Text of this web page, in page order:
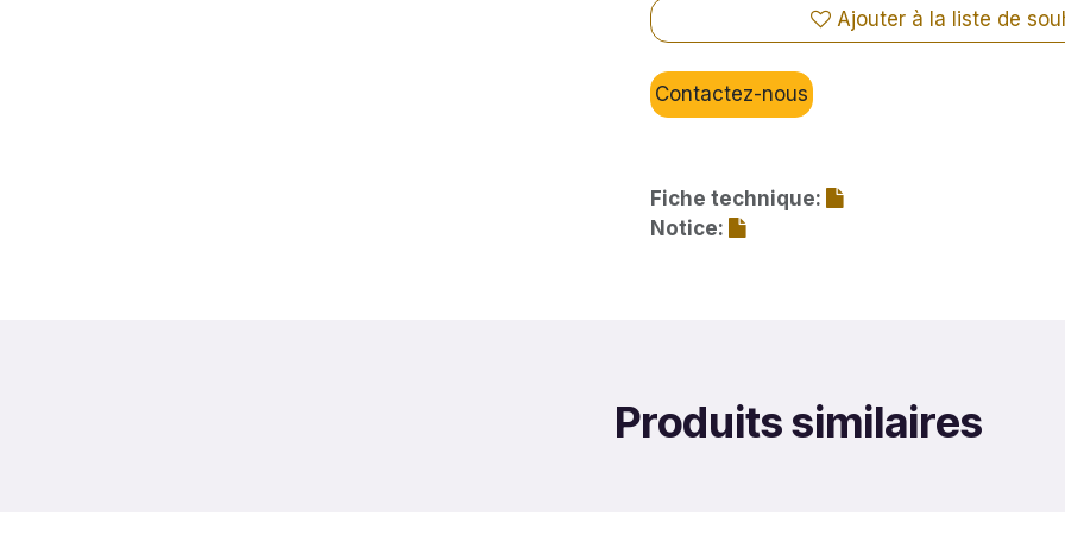
Ajouter à la liste de
Contactez-nous
Fiche technique:
Notice:
Produits similaires